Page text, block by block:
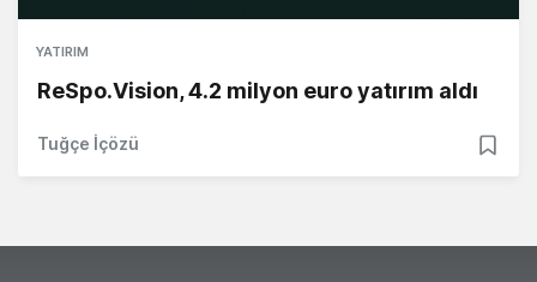
YATIRIM
ReSpo.Vision, 4.2 milyon euro yatırım aldı
Tuğçe İçözü